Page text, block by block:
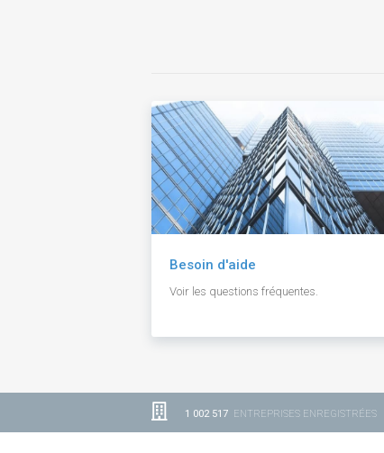
Besoin d'aide
Voir les questions fréquentes.
1 002 517 ENTREPRISES ENREGISTRÉES